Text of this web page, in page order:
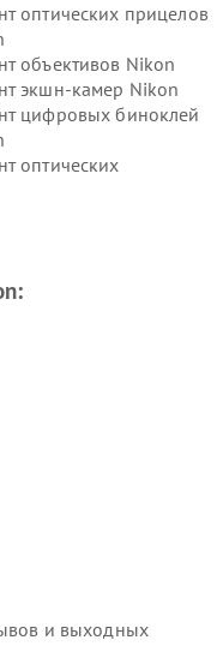
оптических прицелов
объективов Nikon
экшн-камер Nikon
цифровых биноклей
оптических
и выходных